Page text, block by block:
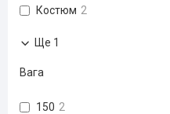
Костюм 2
Ще 1
Вага
150 2